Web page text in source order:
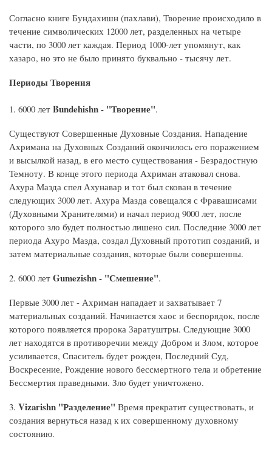
Согласно книге Бундахишн (пахлави), Творение происходило в
течение символических 12000 лет, разделенных на четыре
части, по 3000 лет каждая. Период 1000-лет упомянут, как
хазаро, но это не было принято буквально - тысячу лет.
Периоды Творения
1. 6000 лет Bundehishn - "Творение".
Существуют Совершенные Духовные Создания. Нападение
Ахримана на Духовных Созданий окончилось его поражением
и высылкой назад, в его место существования - Безрадостную
Темноту. В конце этого периода Ахриман атаковал снова.
Ахура Мазда спел Ахунавар и тот был скован в течение
следующих 3000 лет. Ахура Мазда совещался с Фравашисами
(Духовными Хранителями) и начал период 9000 лет, после
которого зло будет полностью лишено сил. Последние 3000 лет
периода Ахуро Мазда, создал Духовный прототип созданий, и
затем материальные создания, которые были совершенны.
2. 6000 лет Gumezishn - "Смешение".
Первые 3000 лет - Ахриман нападает и захватывает 7
материальных созданий. Начинается хаос и беспорядок, после
которого появляется пророка Заратуштры. Следующие 3000
лет находятся в противоречии между Добром и Злом, которое
усиливается, Спаситель будет рожден, Последний Суд,
Воскресение, Рождение нового бессмертного тела и обретение
Бессмертия праведными. Зло будет уничтожено.
3. Vizarishn "Разделение" Время прекратит существовать, и
создания вернуться назад к их совершенному духовному
состоянию.